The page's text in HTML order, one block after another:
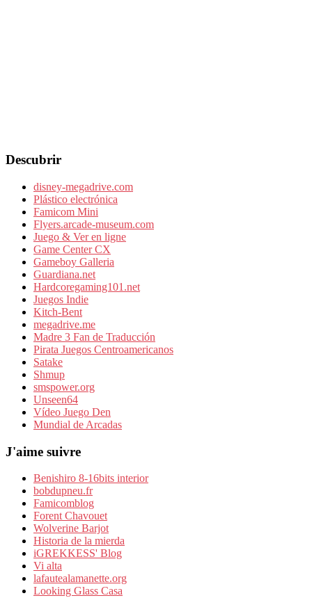
Descubrir
disney-megadrive.com
Plástico electrónica
Famicom Mini
Flyers.arcade-museum.com
Juego & Ver en ligne
Game Center CX
Gameboy Galleria
Guardiana.net
Hardcoregaming101.net
Juegos Indie
Kitch-Bent
megadrive.me
Madre 3 Fan de Traducción
Pirata Juegos Centroamericanos
Satake
Shmup
smspower.org
Unseen64
Vídeo Juego Den
Mundial de Arcadas
J'aime suivre
Benishiro 8-16bits interior
bobdupneu.fr
Famicomblog
Forent Chavouet
Wolverine Barjot
Historia de la mierda
iGREKKESS' Blog
Vi alta
lafautealamanette.org
Looking Glass Casa